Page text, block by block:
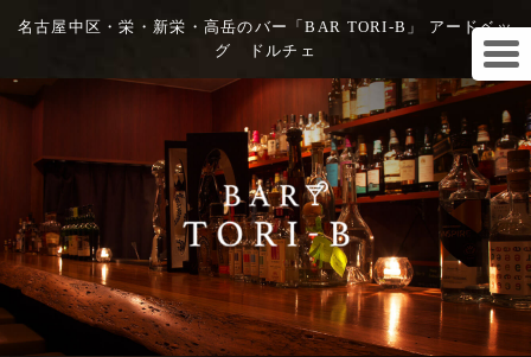
名古屋中区・栄・新栄・高岳のバー「BAR TORI-B」 アードベッ
グ ドルチェ